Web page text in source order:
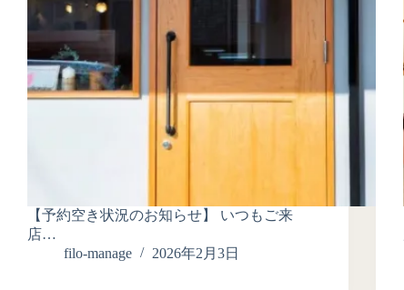
【予約空き状況のお知らせ】 いつもご来
店…
filo-manage
2026年2月3日